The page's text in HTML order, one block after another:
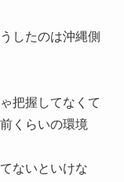
したのは沖縄側
把握してなくて
くらいの環境
ないといけな